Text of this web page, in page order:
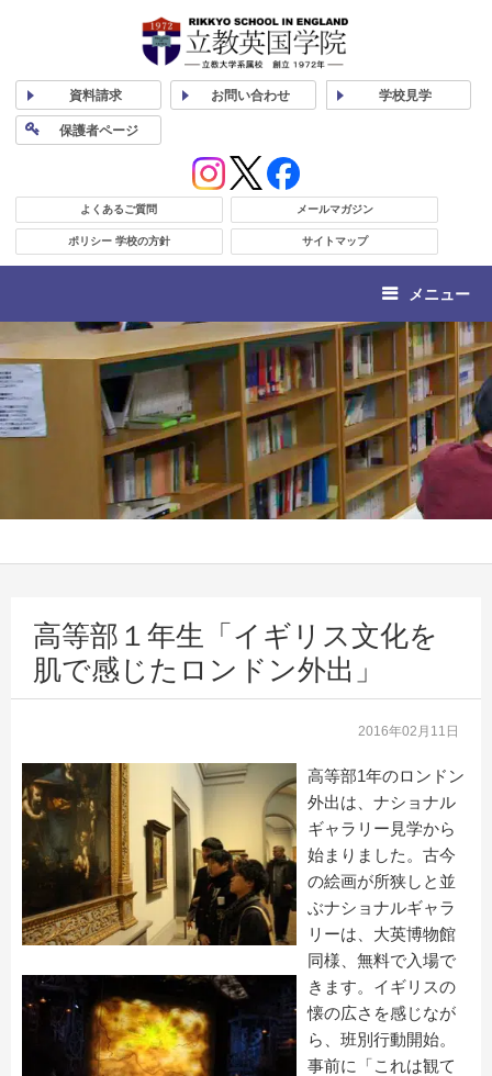
資料請求 お問い合わせ 学校見学
保護者ページ
よくあるご質問 メールマガジン
ポリシー 学校の方針 サイトマップ
メニュー
高等部１年生「イギリス文化を
肌で感じたロンドン外出」
2016年02月11日
高等部1年のロンドン
外出は、ナショナル
ギャラリー見学から
始まりました。古今
の絵画が所狭しと並
ぶナショナルギャラ
リーは、大英博物館
同様、無料で入場で
きます。イギリスの
懐の広さを感じなが
ら、班別行動開始。
事前に「これは観て